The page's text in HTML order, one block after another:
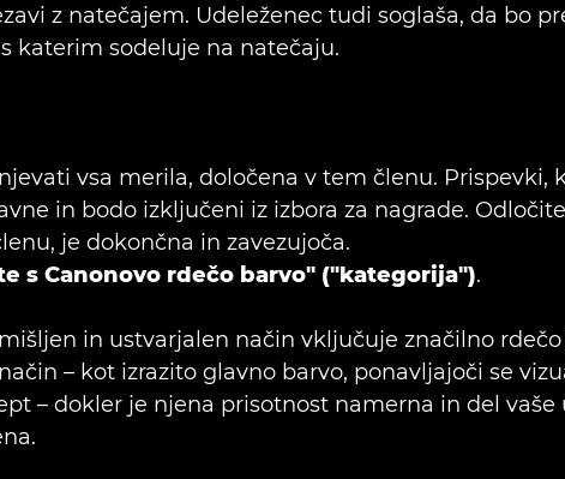
z natečajem. Udeleženec tudi soglaša, da bo
katerim sodeluje na natečaju.
vsa merila, določena v tem členu. Prispevki,
in bodo izključeni iz izbora za nagrade.
je dokončna in zavezujoča.
s Canonovo rdečo barvo" ("kategorija").
in ustvarjalen način vključuje značilno
– kot izrazito glavno barvo, ponavljajoči se
– dokler je njena prisotnost namerna in del vaše